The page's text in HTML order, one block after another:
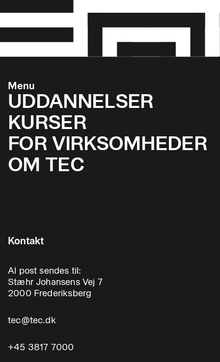
Menu
UDDANNELSER
KURSER
FOR VIRKSOMHEDER
OM TEC
Kontakt
Al post sendes til:
Stæhr Johansens Vej 7
2000 Frederiksberg
tec@tec.dk
+45 3817 7000